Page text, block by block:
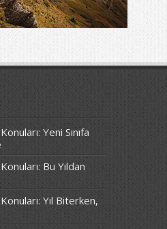
Yeni Sınıfa
Bu Yıldan
Yıl Biterken,